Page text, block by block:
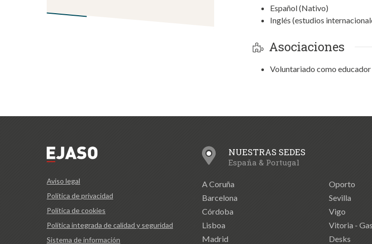
Español (Nativo)
Inglés (estudios
Asociaciones
Voluntariado como
Aviso legal
Política de privacidad
Política de cookies
Política integrada de calidad y seguridad
Sistema de información
NUESTRAS SEDES
España & Portugal
A Coruña
Barcelona
Córdoba
Lisboa
Madrid
Oporto
Sevilla
Vigo
Vitoria -
Desks